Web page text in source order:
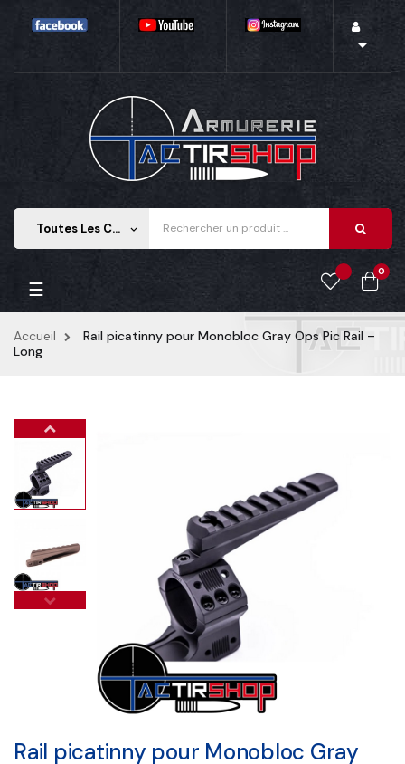

Toutes Les Catégories keyboard_arrow_down
0
Basculer la navigation
☰
Accueil
Rail picatinny pour Monobloc Gray Ops Pic Rail –
Long
Rail picatinny pour Monobloc Gray